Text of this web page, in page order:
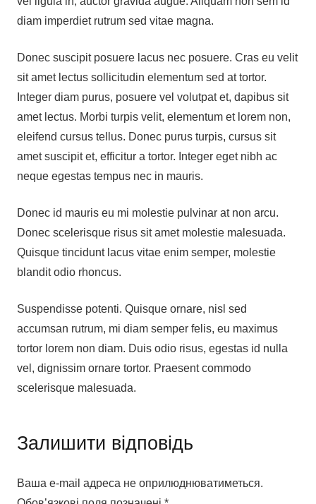
diam imperdiet rutrum sed vitae magna.
Donec suscipit posuere lacus nec posuere. Cras eu velit
sit amet lectus sollicitudin elementum sed at tortor.
Integer diam purus, posuere vel volutpat et, dapibus sit
amet lectus. Morbi turpis velit, elementum et lorem non,
eleifend cursus tellus. Donec purus turpis, cursus sit
amet suscipit et, efficitur a tortor. Integer eget nibh ac
neque egestas tempus nec in mauris.
Donec id mauris eu mi molestie pulvinar at non arcu.
Donec scelerisque risus sit amet molestie malesuada.
Quisque tincidunt lacus vitae enim semper, molestie
blandit odio rhoncus.
Suspendisse potenti. Quisque ornare, nisl sed
accumsan rutrum, mi diam semper felis, eu maximus
tortor lorem non diam. Duis odio risus, egestas id nulla
vel, dignissim ornare tortor. Praesent commodo
scelerisque malesuada.
Залишити відповідь
Ваша e-mail адреса не оприлюднюватиметься.